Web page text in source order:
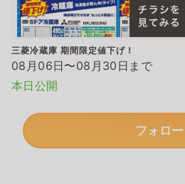
三菱冷蔵庫 期間限定値下げ！
08月06日〜08月30日まで
本日公開
フォロー